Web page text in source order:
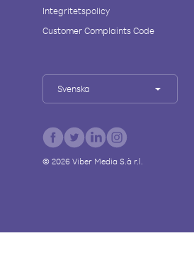
Integritetspolicy
Customer Complaints Code
Svenska
© 2026Viber Media S.à r.l.